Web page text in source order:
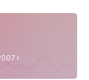
г.